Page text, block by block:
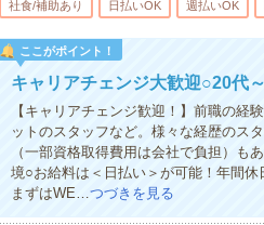
社食/補助あり 日払いOK 週払いOK
ここがポイント！
キャリアチェンジ大歓迎○20代
【キャリアチェンジ歓迎！】前職の経
ットのスタッフなど。様々な経歴のス
（一部資格取得費用は会社で負担）も
境○お給料は＜日払い＞が可能！年間休
まずはWE…つづきを見る